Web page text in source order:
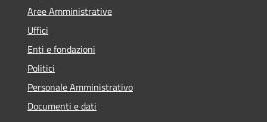
Aree Amministrative
Uffici
Enti e fondazioni
Politici
Personale Amministrativo
Documenti e dati